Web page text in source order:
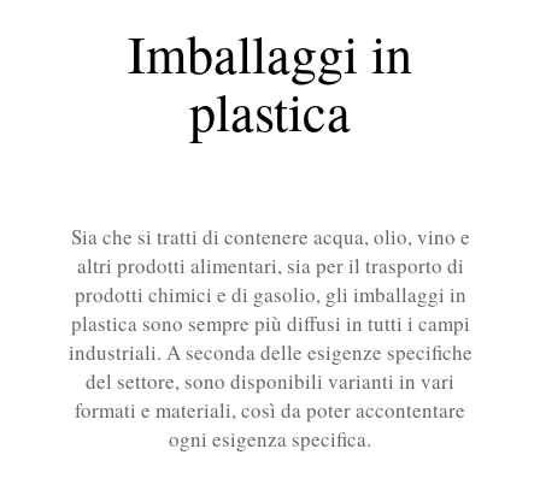
Imballaggi in
plastica
Sia che si tratti di contenere acqua, olio, vino e
altri prodotti alimentari, sia per il trasporto di
prodotti chimici e di gasolio, gli imballaggi in
plastica sono sempre più diffusi in tutti i campi
industriali. A seconda delle esigenze specifiche
del settore, sono disponibili varianti in vari
formati e materiali, così da poter accontentare
ogni esigenza specifica.